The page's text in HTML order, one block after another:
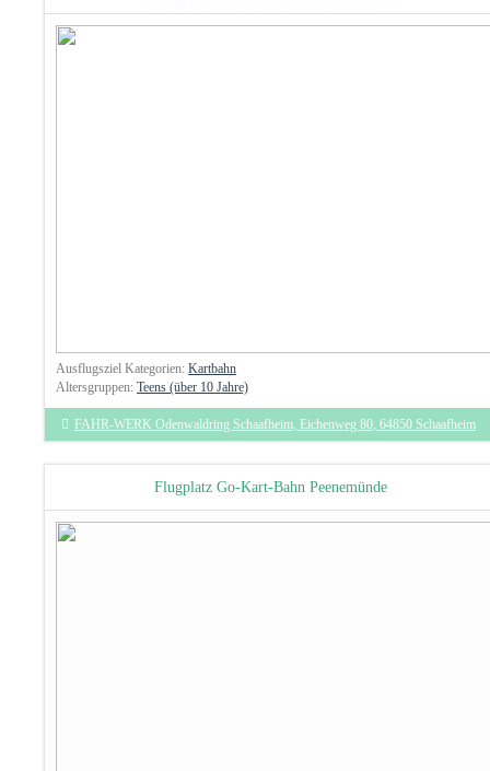
Ausflugsziel Kategorien:Kartbahn
Altersgruppen:Teens (über 10 Jahre)
FAHR-WERK Odenwaldring Schaafheim, Eichenweg 80, 64850 Schaafheim
Flugplatz Go-Kart-Bahn Peenemünde